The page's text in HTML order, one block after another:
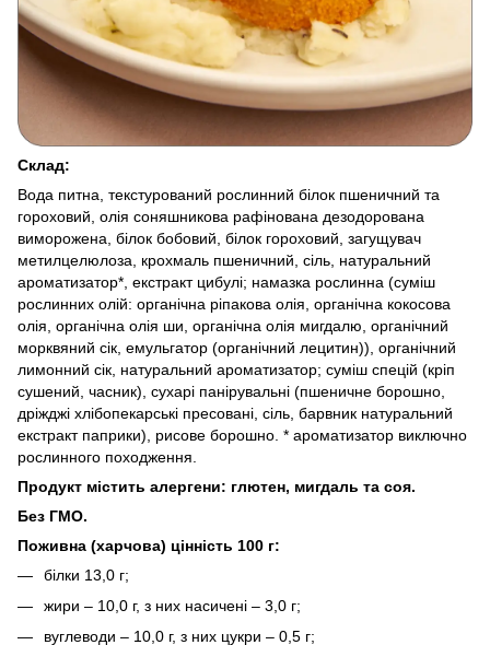
Склад:
Вода питна, текстурований рослинний білок пшеничний та
гороховий, олія соняшникова рафінована дезодорована
виморожена, білок бобовий, білок гороховий, загущувач
метилцелюлоза, крохмаль пшеничний, сіль, натуральний
ароматизатор*, екстракт цибулі; намазка рослинна (суміш
рослинних олій: органічна ріпакова олія, органічна кокосова
олія, органічна олія ши, органічна олія мигдалю, органічний
морквяний сік, емульгатор (органічний лецитин)), органічний
лимонний сік, натуральний ароматизатор; суміш спецій (кріп
сушений, часник), сухарі панірувальні (пшеничне борошно,
дріжджі хлібопекарські пресовані, сіль, барвник натуральний
екстракт паприки), рисове борошно. * ароматизатор виключно
рослинного походження.
Продукт містить алергени: глютен, мигдаль та соя.
Без ГМО.
Поживна (харчова) цінність 100 г:
білки 13,0 г;
жири – 10,0 г, з них насичені – 3,0 г;
вуглеводи – 10,0 г, з них цукри – 0,5 г;